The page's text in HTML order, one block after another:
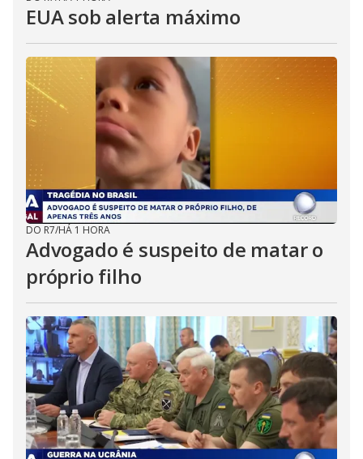
EUA sob alerta máximo
DO R7/HÁ 1 HORA
Advogado é suspeito de matar o
próprio filho